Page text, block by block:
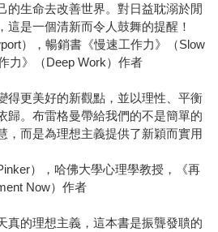
的生命去改善世界。對日益耽溺於閒
這是一個清新而令人鼓舞的提醒！
），暢銷書《慢速工作力》（Slow
力》（Deep Work）作者
得更美好的新觀點，並以理性、平衡
歸。布雷格曼帶給我們的不是簡單的
，而是為理想主義提供了新穎而實用
），哈佛大學心理學教授，《再
Now）作者
真的理想主義，這本書是振聾發聵的